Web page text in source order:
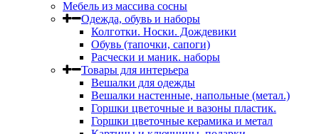
Мебель из массива сосны
Одежда, обувь и наборы
Колготки. Носки. Дождевики
Обувь (тапочки, сапоги)
Расчески и маник. наборы
Товары для интерьера
Вешалки для одежды
Вешалки настенные, напольные (метал.)
Горшки цветочные и вазоны пластик.
Горшки цветочные керамика и метал